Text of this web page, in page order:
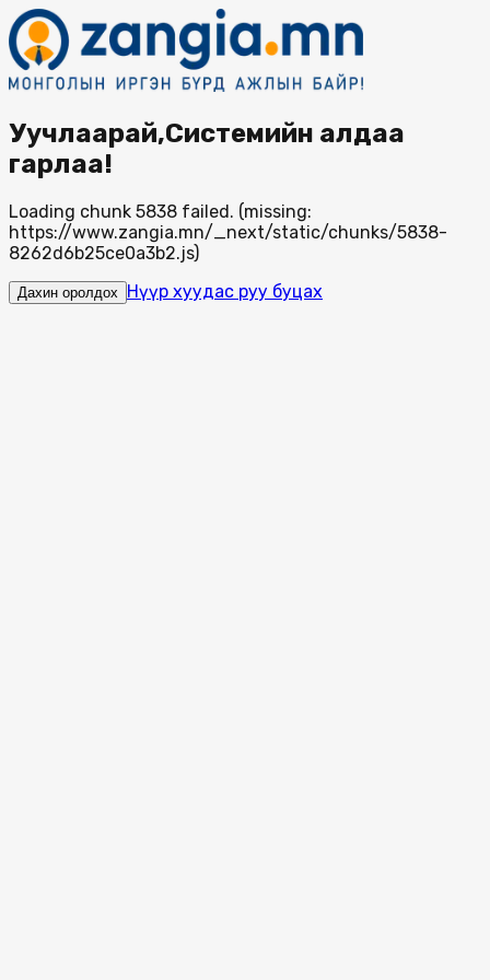
Уучлаарай,Системийн алдаа
гарлаа!
Loading chunk 5838 failed. (missing:
https://www.zangia.mn/_next/static/chunks/5838-
8262d6b25ce0a3b2.js)
Дахин оролдох Нүүр хуудас руу буцах